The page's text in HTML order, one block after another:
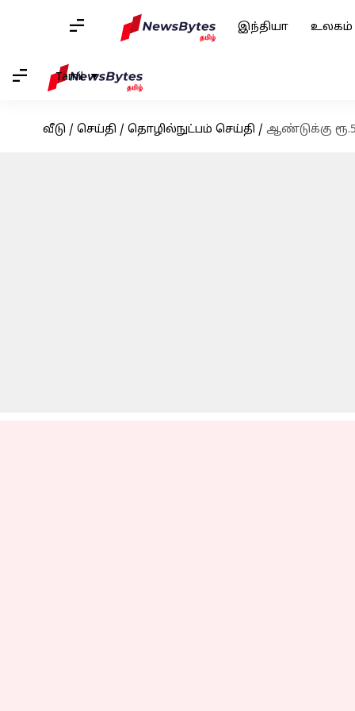
இந்தியா உலகம்
Tamil
வீடு / செய்தி / தொழில்நுட்பம் செய்தி / ஆண்டுக்கு